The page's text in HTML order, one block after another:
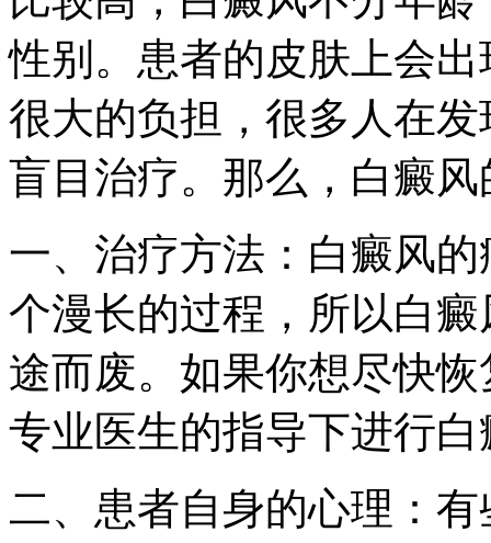
性别。患者的皮肤上会
很大的负担，很多人在
盲目治疗。那么，白癜
一、治疗方法：白癜风
个漫长的过程，所以白
途而废。如果你想尽快
专业医生的指导下进行
二、患者自身的心理：